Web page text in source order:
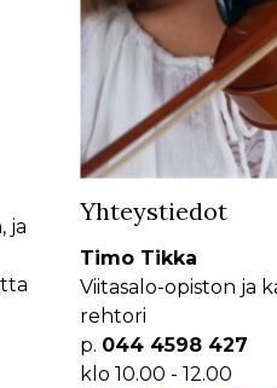
ja
Yhteystiedot
Timo Tikka
Viitasalo-opiston ja
rehtori
p. 044 4598 427
klo 10.00 - 12.00